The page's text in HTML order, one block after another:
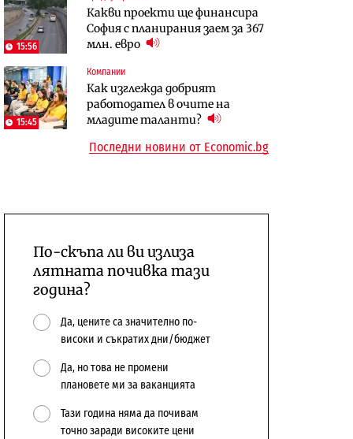
15:56
Какви проекти ще финансира
София с планирания заем за 367
млн. евро
15:45
Компании
Как изглежда добрият
работодател в очите на
младите таланти?
бюджетите си
To:know
цените в лева: Какво
предстои?
Компании
технологичните компании и
системните интегратори
Последни новини от Economic.bg
По-скъпа ли ви излиза
лятната почивка тази
година?
Да, цените са значително по-
високи и съкратих дни/бюджет
Да, но това не промени
плановете ми за ваканцията
Тази година няма да почивам
точно заради високите цени